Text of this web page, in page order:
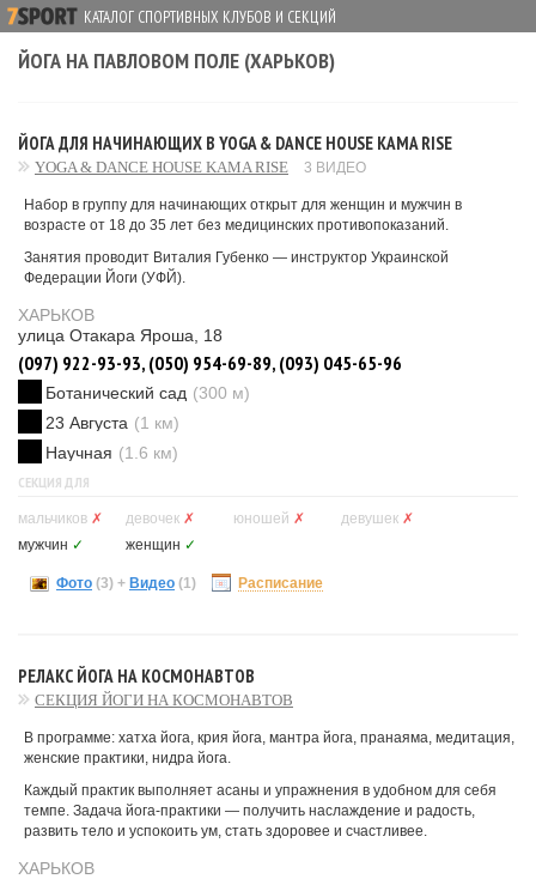
КАТАЛОГ СПОРТИВНЫХ КЛУБОВ И СЕКЦИЙ
ЙОГА НА ПАВЛОВОМ ПОЛЕ (ХАРЬКОВ)
ЙОГА ДЛЯ НАЧИНАЮЩИХ В YOGA & DANCE HOUSE KAMA RISE
YOGA & DANCE HOUSE KAMA RISE 3 ВИДЕО
Набор в группу для начинающих открыт для женщин и мужчин в
возрасте от 18 до 35 лет без медицинских противопоказаний.
Занятия проводит Виталия Губенко — инструктор Украинской
Федерации Йоги (УФЙ).
ХАРЬКОВ
улица Отакара Яроша, 18
(097) 922-93-93, (050) 954-69-89, (093) 045-65-96
Ботанический сад (300 м)
23 Августа (1 км)
Научная (1.6 км)
СЕКЦИЯ ДЛЯ
мальчиков ✗ девочек ✗ юношей ✗ девушек ✗
мужчин ✓ женщин ✓
Фото (3) + Видео (1) Расписание
РЕЛАКС ЙОГА НА КОСМОНАВТОВ
СЕКЦИЯ ЙОГИ НА КОСМОНАВТОВ
В программе: хатха йога, крия йога, мантра йога, пранаяма, медитация,
женские практики, нидра йога.
Каждый практик выполняет асаны и упражнения в удобном для себя
темпе. Задача йога-практики — получить наслаждение и радость,
развить тело и успокоить ум, стать здоровее и счастливее.
ХАРЬКОВ